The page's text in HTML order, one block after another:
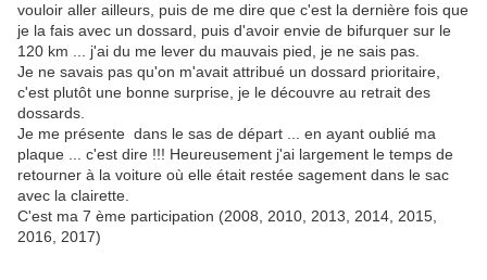
vouloir aller ailleurs, puis de me dire que c'est la dernière fois que
je la fais avec un dossard, puis d'avoir envie de bifurquer sur le
120 km ... j'ai du me lever du mauvais pied, je ne sais pas.
Je ne savais pas qu'on m'avait attribué un dossard prioritaire,
c'est plutôt une bonne surprise, je le découvre au retrait des
dossards.
Je me présente dans le sas de départ ... en ayant oublié ma
plaque ... c'est dire !!! Heureusement j'ai largement le temps de
retourner à la voiture où elle était restée sagement dans le sac
avec la clairette.
C'est ma 7 ème participation (2008, 2010, 2013, 2014, 2015,
2016, 2017)